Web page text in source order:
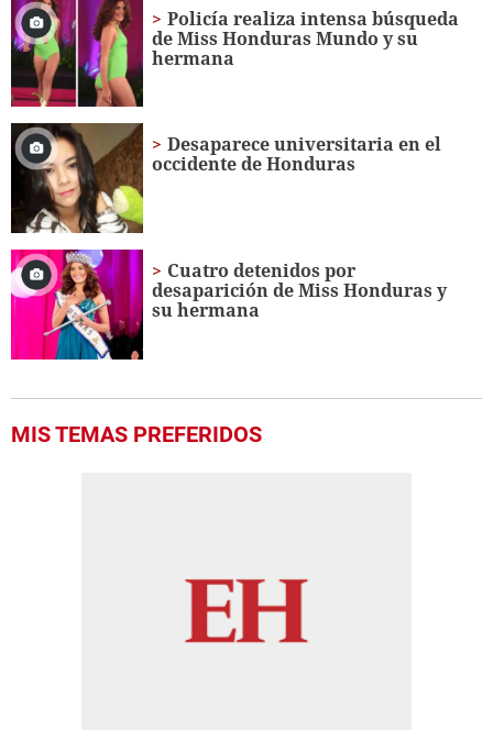
Policía realiza intensa búsqueda
de Miss Honduras Mundo y su
hermana
Desaparece universitaria en el
occidente de Honduras
Cuatro detenidos por
desaparición de Miss Honduras y
su hermana
MIS TEMAS PREFERIDOS